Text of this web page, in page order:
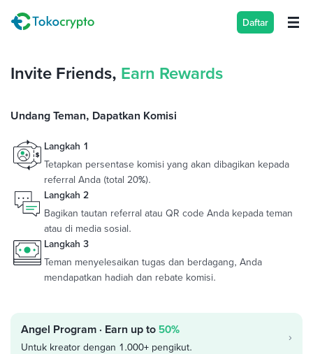
Daftar
Invite Friends, Earn Rewards
Undang Teman, Dapatkan Komisi
Langkah 1
Tetapkan persentase komisi yang akan dibagikan kepada
referral Anda (total 20%).
Langkah 2
Bagikan tautan referral atau QR code Anda kepada teman
atau di media sosial.
Langkah 3
Teman menyelesaikan tugas dan berdagang, Anda
mendapatkan hadiah dan rebate komisi.
Angel Program · Earn up to50%
Untuk kreator dengan 1.000+ pengikut.
›